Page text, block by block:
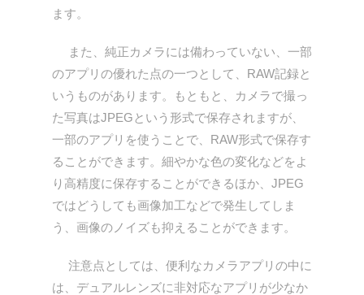
ます。
また、純正カメラには備わっていない、一部
のアプリの優れた点の一つとして、RAW記録と
いうものがあります。もともと、カメラで撮っ
た写真はJPEGという形式で保存されますが、
一部のアプリを使うことで、RAW形式で保存す
ることができます。細やかな色の変化などをよ
り高精度に保存することができるほか、JPEG
ではどうしても画像加工などで発生してしま
う、画像のノイズも抑えることができます。
注意点としては、便利なカメラアプリの中に
は、デュアルレンズに非対応なアプリが少なか